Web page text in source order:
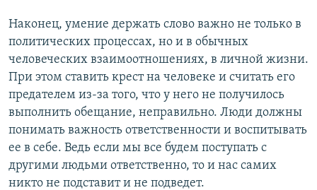
Наконец, умение держать слово важно не только в
политических процессах, но и в обычных
человеческих взаимоотношениях, в личной жизни.
При этом ставить крест на человеке и считать его
предателем из-за того, что у него не получилось
выполнить обещание, неправильно. Люди должны
понимать важность ответственности и воспитывать
ее в себе. Ведь если мы все будем поступать с
другими людьми ответственно, то и нас самих
никто не подставит и не подведет.